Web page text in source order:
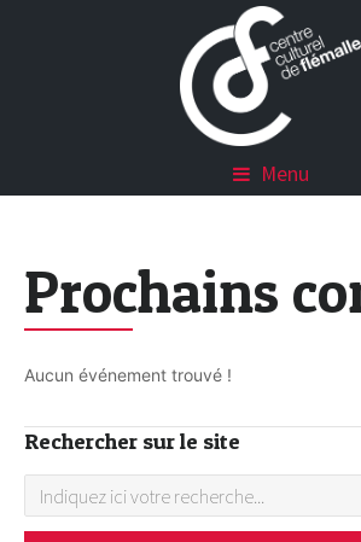
Menu
Prochains
Aucun événement trouvé !
Rechercher sur le site